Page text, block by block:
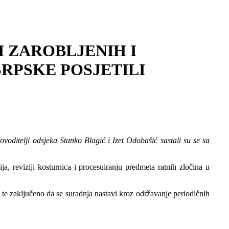
ZAROBLJENIH I
POSJETILI
odsjeka Stanko Blagić i Izet Odobašić sastali su se sa
reviziji kosturnica i procesuiranju predmeta ratnih zločina u
zaključeno da se suradnja nastavi kroz održavanje periodičnih